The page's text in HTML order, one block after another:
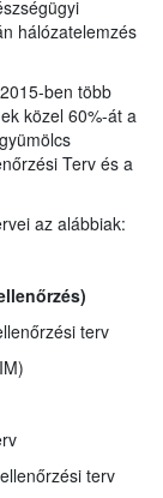
hálózatelemzés
ben több
közel 60%-át a
Terv és a
az alábbiak:
terv
terv